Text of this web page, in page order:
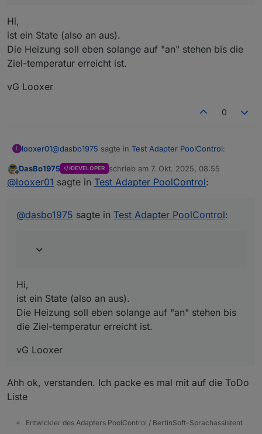
Hi,
ist ein State (also an aus).
Die Heizung soll eben solange auf "an" stehen bis die
Ziel-temperatur erreicht ist.
vG Looxer
0
L looxer01@dasbo1975 sagte in Test Adapter PoolControl:
Welche Daten liefert denn dein
ist ein State (also an aus).
Die Heizung soll eben solange auf "an" stehen bis die
vG Looxer
Offline
DasBo1975 DEVELOPER schrieb am 7. Okt. 2025, 08:55
zuletzt editiert von
@looxer01 sagte in Test Adapter PoolControl:
@dasbo1975 sagte in Test Adapter PoolControl:
Hi,
ist ein State (also an aus).
Die Heizung soll eben solange auf "an" stehen bis
die Ziel-temperatur erreicht ist.
vG Looxer
Ahh ok, verstanden. Ich packe es mal mit auf die ToDo
Liste
Entwickler des Adapters PoolControl / BertinSoft-Sprachassistent